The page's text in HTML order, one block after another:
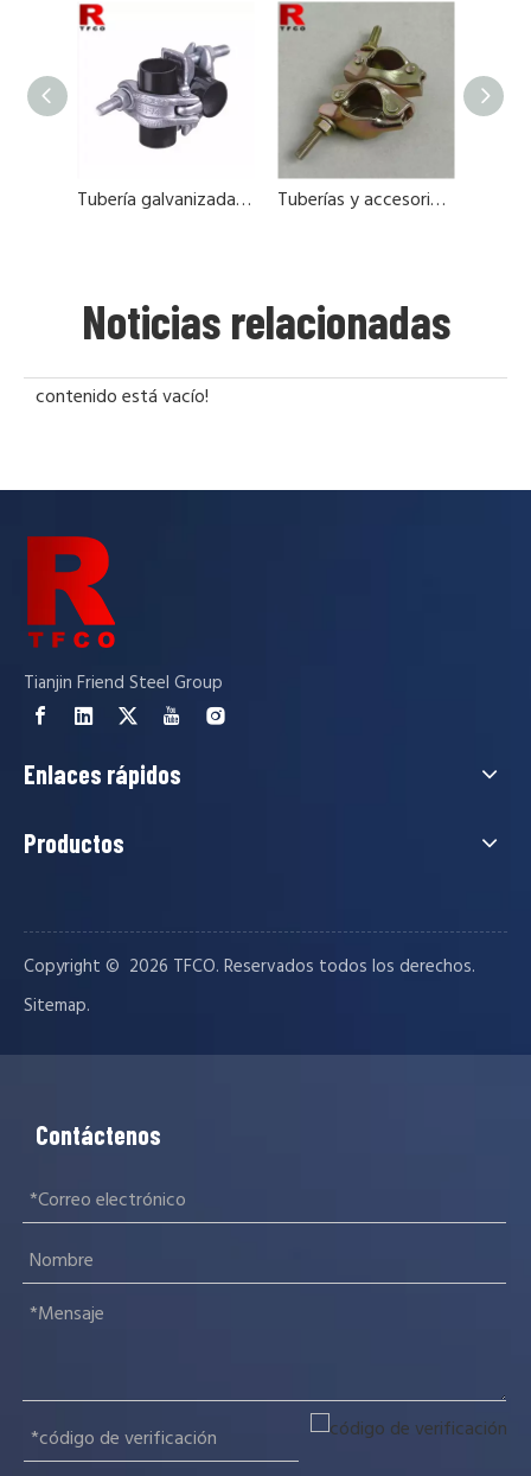
Tubería galvanizada y accesorios para andamios Tuberías y accesorios de acero galvanzied
Noticias relacionadas
contenido está vacío!
Tianjin Friend Steel Group
Enlaces rápidos
Productos
Copyright © ️ 2026 TFCO. Reservados todos los derechos.
Sitemap.
Contáctenos